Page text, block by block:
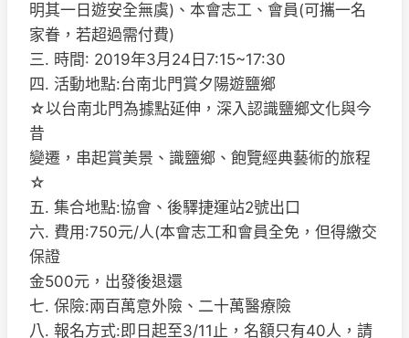
明其一日遊安全無虞)、本會志工、會員(可攜一名
家眷，若超過需付費)
三. 時間: 2019年3月24日7:15~17:30
四. 活動地點:台南北門賞夕陽遊鹽鄉
☆以台南北門為據點延伸，深入認識鹽鄉文化與今
昔
變遷，串起賞美景、識鹽鄉、飽覽經典藝術的旅程
☆
五. 集合地點:協會、後驛捷運站2號出口
六. 費用:750元/人(本會志工和會員全免，但得繳交
保證
金500元，出發後退還
七. 保險:兩百萬意外險、二十萬醫療險
八. 報名方式:即日起至3/11止，名額只有40人，請